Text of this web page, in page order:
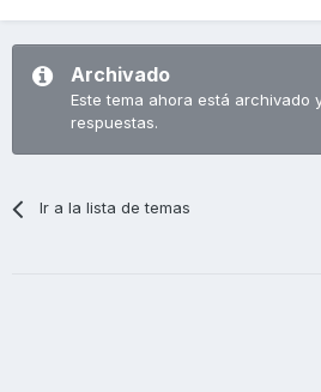
Archivado
Este tema ahora está archivado
respuestas.
Ir a la lista de temas